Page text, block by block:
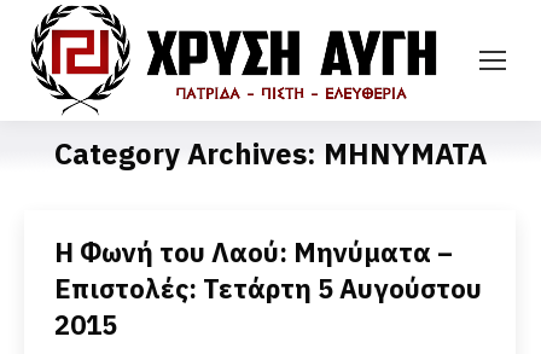
Category Archives: ΜΗΝΥΜΑΤΑ
Η Φωνή του Λαού: Μηνύματα –
Επιστολές: Τετάρτη 5 Αυγούστου
2015